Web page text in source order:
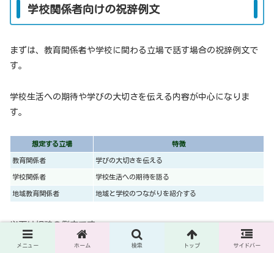
学校関係者向けの祝辞例文
まずは、教育関係者や学校に関わる立場で話す場合の祝辞例文で
す。
学校生活への期待や学びの大切さを伝える内容が中心になりま
す。
想定する立場 特徴
教育関係者 学びの大切さを伝える
学校関係者 学校生活への期待を語る
地域教育関係者 地域と学校のつながりを紹介する
以下は祝辞の例文です。
メニュー ホーム 検索 トップ サイドバー